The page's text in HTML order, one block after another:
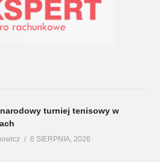
turniej tenisowy w
6 SIERPNIA, 2026